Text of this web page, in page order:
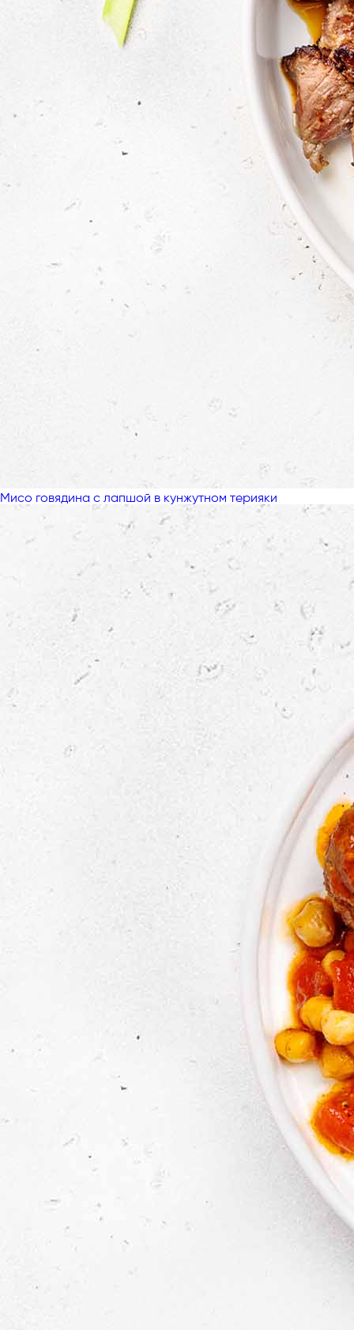
Мисо говядина с лапшой в кунжутном терияки